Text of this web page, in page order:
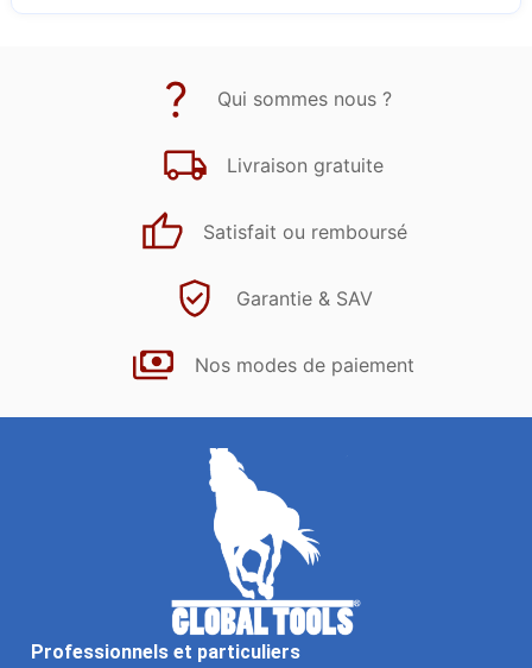
Qui sommes nous ?
Livraison gratuite
Satisfait ou remboursé
Garantie & SAV
Nos modes de paiement
Professionnels et particuliers